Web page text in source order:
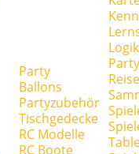
Party
Ballons
Partyzubehör
Tischgedecke
RC Modelle
RC Boote